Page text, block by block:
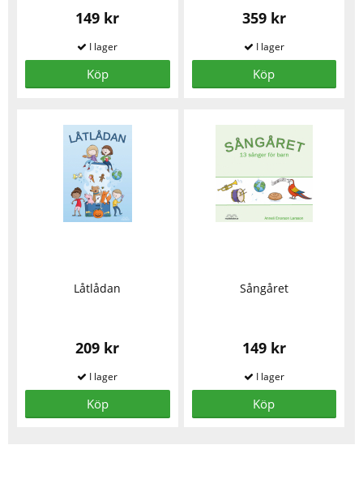
149 kr
Köp
359 kr
Köp
Låtlådan
209 kr
Köp
Sångåret
149 kr
Köp